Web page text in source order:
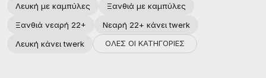
Λευκή με καμπύλες
Ξανθιά με καμπύλες
Ξανθιά νεαρή 22+
Νεαρή 22+ κάνει twerk
Λευκή κάνει twerk
ΟΛΕΣ ΟΙ ΚΑΤΗΓΟΡΙΕΣ